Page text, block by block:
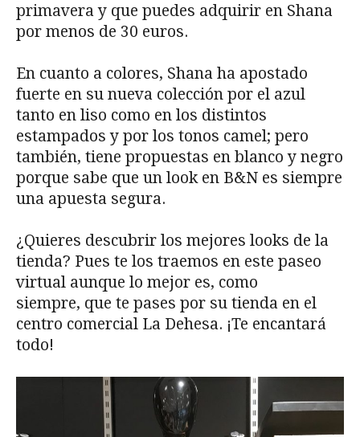
primavera y que puedes adquirir en Shana
por menos de 30 euros.
En cuanto a colores, Shana ha apostado
fuerte en su nueva colección por el azul
tanto en liso como en los distintos
estampados y por los tonos camel; pero
también, tiene propuestas en blanco y negro
porque sabe que un look en B&N es siempre
una apuesta segura.
¿Quieres descubrir los mejores looks de la
tienda? Pues te los traemos en este paseo
virtual aunque lo mejor es, como
siempre, que te pases por su tienda en el
centro comercial La Dehesa. ¡Te encantará
todo!